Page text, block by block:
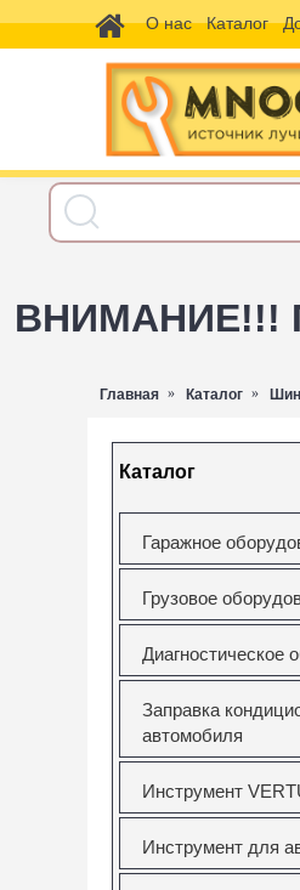
О нас Каталог
ВНИМАНИЕ!!!
Главная Каталог
Каталог
Гаражное
Грузовое
Диагностическое
Заправка
автомобиля
Инструмент
Инструмент для